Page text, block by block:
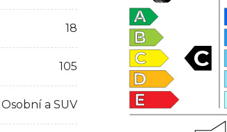
18
105
Osobní a SUV
A
B
C
D
E
C